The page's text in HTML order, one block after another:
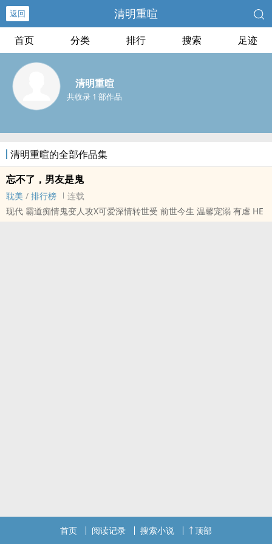
返回 清明重暄
首页 分类 排行 搜索 足迹
清明重暄
共收录 1 部作品
清明重暄的全部作品集
忘不了，男友是鬼
耽美 / 排行榜
连载
现代 霸道痴情鬼变人攻X可爱深情转世受 前世今生 温馨宠溺 有虐 HE
首页 阅读记录 搜索小说 顶部